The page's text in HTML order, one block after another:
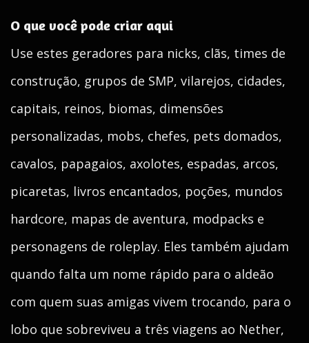
O que você pode criar aqui
Use estes geradores para nicks, clãs, times de
construção, grupos de SMP, vilarejos, cidades,
capitais, reinos, biomas, dimensões
personalizadas, mobs, chefes, pets domados,
cavalos, papagaios, axolotes, espadas, arcos,
picaretas, livros encantados, poções, mundos
hardcore, mapas de aventura, modpacks e
personagens de roleplay. Eles também ajudam
quando falta um nome rápido para o aldeão
com quem suas amigas vivem trocando, para o
lobo que sobreviveu a três viagens ao Nether,